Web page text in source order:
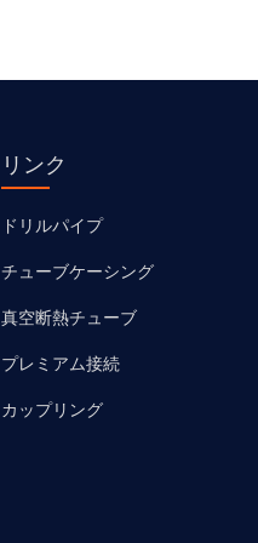
リンク
ドリルパイプ
チューブケーシング
真空断熱チューブ
プレミアム接続
カップリング